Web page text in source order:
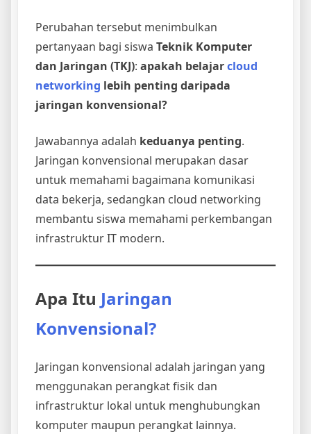
Perubahan tersebut menimbulkan
pertanyaan bagi siswa Teknik Komputer
dan Jaringan (TKJ): apakah belajarcloud
networking lebih penting daripada
jaringan konvensional?
Jawabannya adalah keduanya penting.
Jaringan konvensional merupakan dasar
untuk memahami bagaimana komunikasi
data bekerja, sedangkan cloud networking
membantu siswa memahami perkembangan
infrastruktur IT modern.
Apa Itu Jaringan
Konvensional?
Jaringan konvensional adalah jaringan yang
menggunakan perangkat fisik dan
infrastruktur lokal untuk menghubungkan
komputer maupun perangkat lainnya.